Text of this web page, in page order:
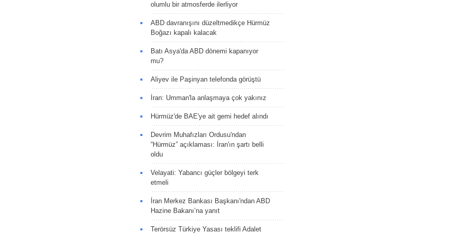
olumlu bir atmosferde ilerliyor
ABD davranışını düzeltmedikçe Hürmüz
Boğazı kapalı kalacak
Batı Asya'da ABD dönemi kapanıyor
mu?
Aliyev ile Paşinyan telefonda görüştü
İran: Umman'la anlaşmaya çok yakınız
Hürmüz'de BAE'ye ait gemi hedef alındı
Devrim Muhafızları Ordusu'ndan
“Hürmüz” açıklaması: İran'ın şartı belli
oldu
Velayati: Yabancı güçler bölgeyi terk
etmeli
İran Merkez Bankası Başkanı'ndan ABD
Hazine Bakanı’na yanıt
Terörsüz Türkiye Yasası teklifi Adalet